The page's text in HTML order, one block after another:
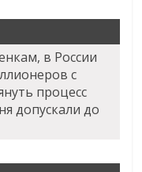
в России
с
процесс
допускали до